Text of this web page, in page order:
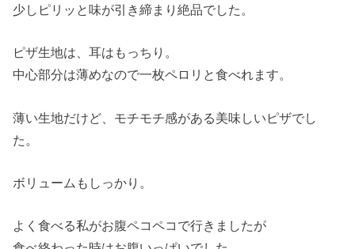
少しピリッと味が引き締まり絶品でした。
ピザ生地は、耳はもっちり。
中心部分は薄めなので一枚ペロリと食べれます。
薄い生地だけど、モチモチ感がある美味しいピザでし
た。
ボリュームもしっかり。
よく食べる私がお腹ペコペコで行きましたが